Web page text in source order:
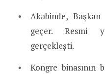
Akabinde,
geçer. Resmi
gerçekleşti.
Kongre binasının